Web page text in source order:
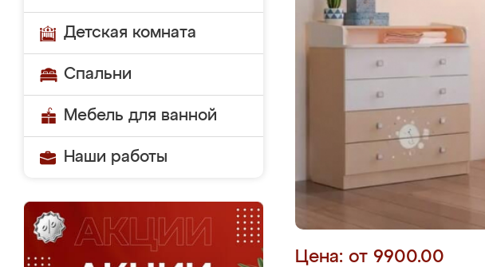
Детская комната
Спальни
Мебель для ванной
Наши работы
Цена: от 9900.00